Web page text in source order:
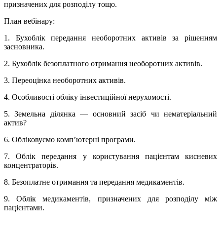
призначених для розподілу тощо.
План вебінару:
1. Бухоблік передання необоротних активів за рішенням
засновника.
2. Бухоблік безоплатного отримання необоротних активів.
3. Переоцінка необоротних активів.
4. Особливості обліку інвестиційної нерухомості.
5. Земельна ділянка — основний засіб чи нематеріальний
актив?
6. Обліковуємо комп’ютерні програми.
7. Облік передання у користування пацієнтам кисневих
концентраторів.
8. Безоплатне отримання та передання медикаментів.
9. Облік медикаментів, призначених для розподілу між
пацієнтами.